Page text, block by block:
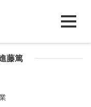
藤篤